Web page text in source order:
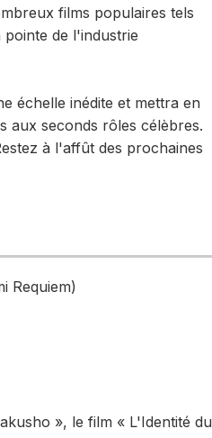
films populaires tels
de l'industrie
échelle inédite et mettra en
aux seconds rôles célèbres.
à l'affût des prochaines
Requiem)
», le film « L'Identité du